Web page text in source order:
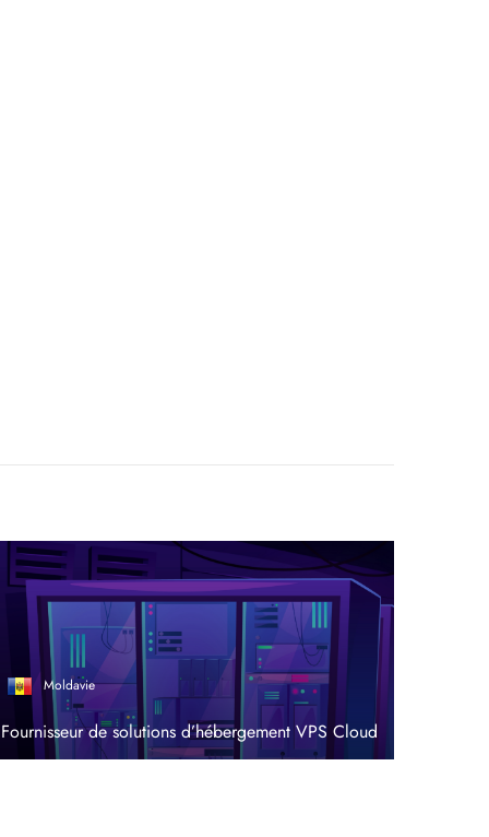
Moldavie
Fournisseur de solutions d’hébergement VPS Cloud